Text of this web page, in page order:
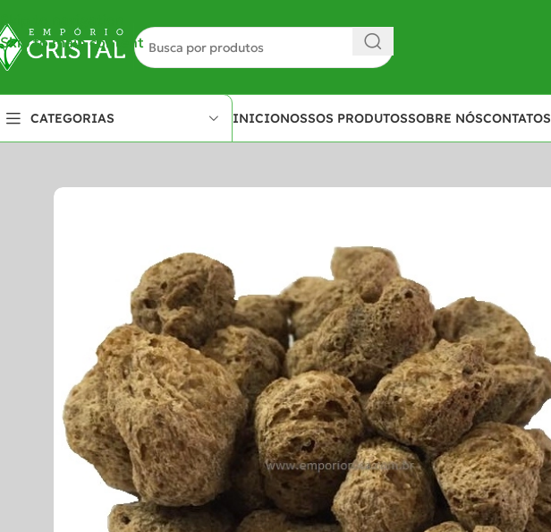
Skip to navigation
Skip to main content
CATEGORIAS INICIONOSSOS PRODUTOSSOBRE NÓSCONTATOS